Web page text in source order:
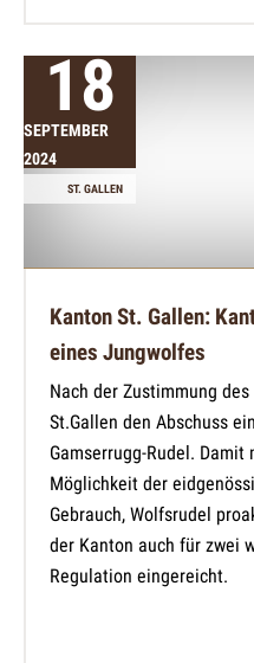
18
SEPTEMBER
2024
ST. GALLEN
Kanton St. Gallen:
eines Jungwolfes
Nach der Zustimmung
St.Gallen den Abschuss
Gamserrugg-Rudel.
Möglichkeit der
Gebrauch, Wolfsrudel
der Kanton auch für zwei
Regulation eingereicht.